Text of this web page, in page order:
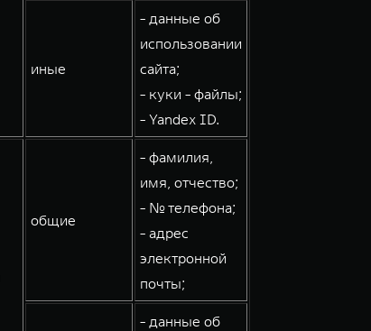
иные
- данные об
использовании
сайта;
- куки - файлы;
- Yandex ID.
общие
- фамилия,
имя, отчество;
- № телефона;
- адрес
электронной
почты;
- данные об